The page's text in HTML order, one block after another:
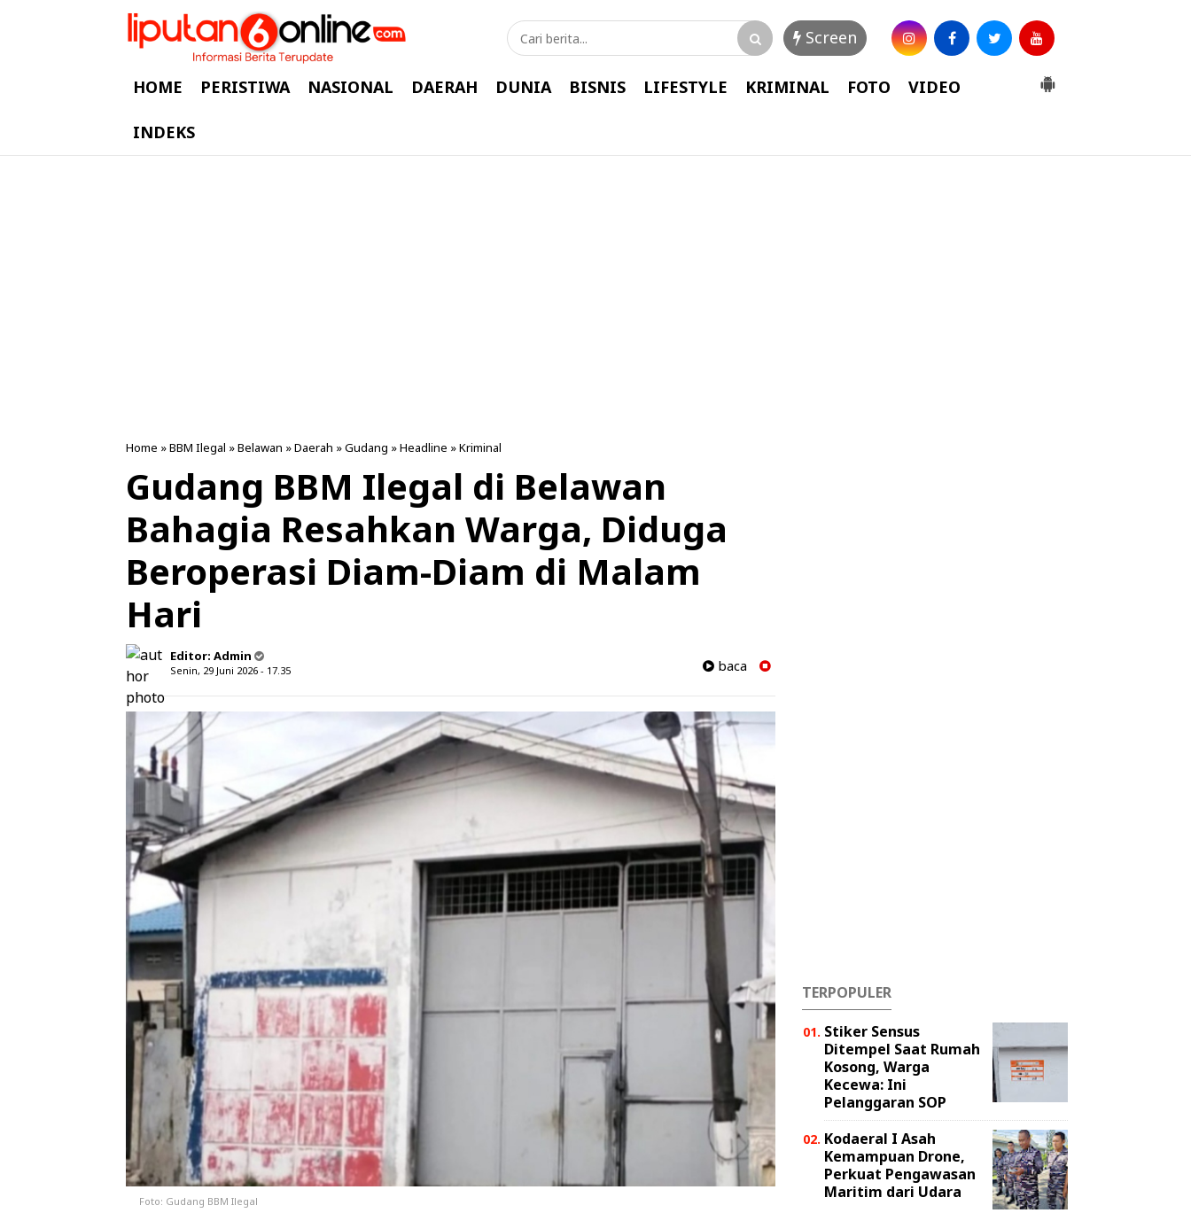
Screen
HOME PERISTIWA NASIONAL DAERAH DUNIA BISNIS LIFESTYLE KRIMINAL FOTO VIDEO
INDEKS
Home »BBM Ilegal »Belawan »Daerah »Gudang »Headline »Kriminal
Gudang BBM Ilegal di Belawan
Bahagia Resahkan Warga, Diduga
Beroperasi Diam-Diam di Malam
Hari
Editor: Admin
Senin, 29 Juni 2026 - 17.35 baca
Foto: Gudang BBM Ilegal
TERPOPULER
Stiker Sensus
Ditempel Saat Rumah
Kosong, Warga
Kecewa: Ini
Pelanggaran SOP
Kodaeral I Asah
Kemampuan Drone,
Perkuat Pengawasan
Maritim dari Udara